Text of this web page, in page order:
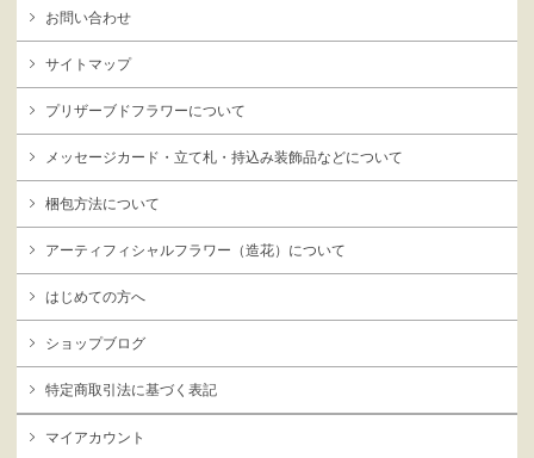
お問い合わせ
サイトマップ
プリザーブドフラワーについて
メッセージカード・立て札・持込み装飾品などについて
梱包方法について
アーティフィシャルフラワー（造花）について
はじめての方へ
ショップブログ
特定商取引法に基づく表記
マイアカウント